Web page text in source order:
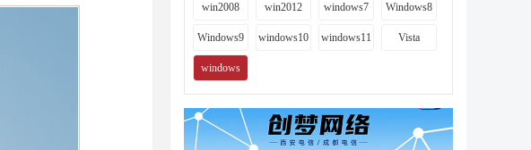
win2008 win2012 windows7 Windows8
Windows9 windows10 windows11 Vista
windows